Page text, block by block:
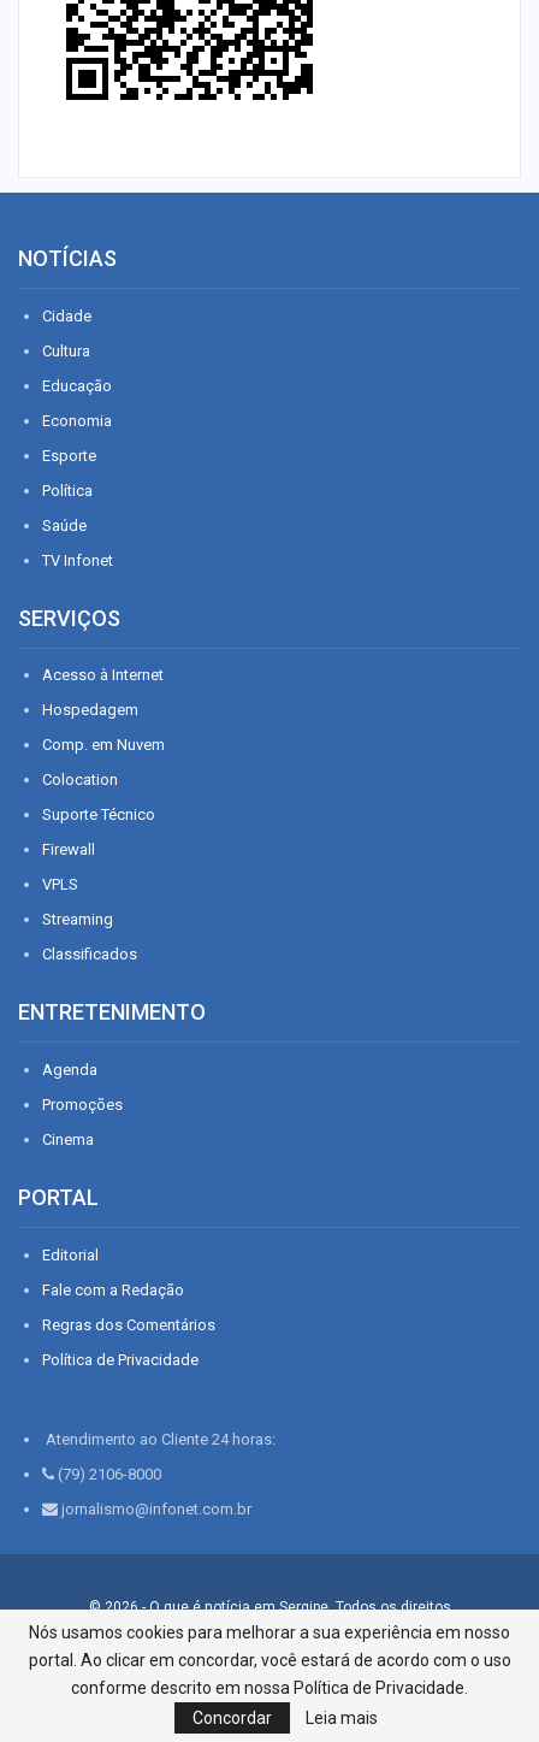
NOTÍCIAS
Cidade
Cultura
Educação
Economia
Esporte
Política
Saúde
TV Infonet
SERVIÇOS
Acesso à Internet
Hospedagem
Comp. em Nuvem
Colocation
Suporte Técnico
Firewall
VPLS
Streaming
Classificados
ENTRETENIMENTO
Agenda
Promoções
Cinema
PORTAL
Editorial
Fale com a Redação
Regras dos Comentários
Política de Privacidade
Atendimento ao Cliente 24 horas:
(79) 2106-8000
jornalismo@infonet.com.br
© 2026 - O que é notícia em Sergipe. Todos os direitos
reservados.
Infonet - Rua Monsenhor Silveira 276, Bairro São José |
Aracaju-SE, CEP 49015-030, Fone: 79.2106.8000 - CI Centro de
Informações LTDA
Nós usamos cookies para melhorar a sua experiência em nosso
portal. Ao clicar em concordar, você estará de acordo com o uso
conforme descrito em nossa Política de Privacidade.
Concordar
Leia mais